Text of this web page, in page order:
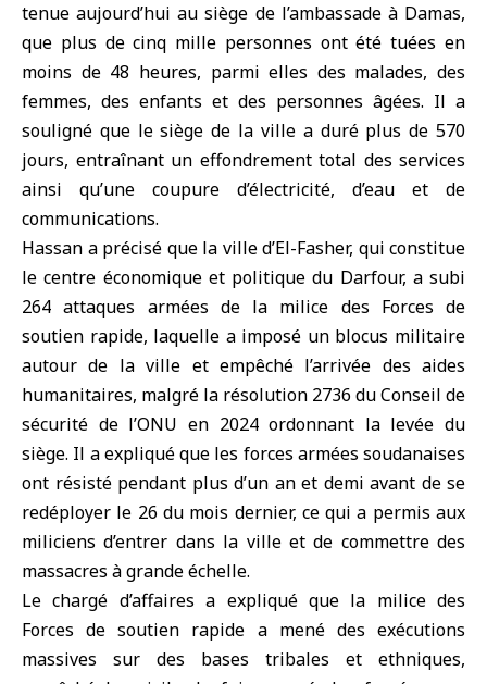
tenue aujourd’hui au siège de l’ambassade à Damas,
que plus de cinq mille personnes ont été tuées en
moins de 48 heures, parmi elles des malades, des
femmes, des enfants et des personnes âgées. Il a
souligné que le siège de la ville a duré plus de 570
jours, entraînant un effondrement total des services
ainsi qu’une coupure d’électricité, d’eau et de
communications.
Hassan a précisé que la ville d’El-Fasher, qui constitue
le centre économique et politique du Darfour, a subi
264 attaques armées de la milice des Forces de
soutien rapide, laquelle a imposé un blocus militaire
autour de la ville et empêché l’arrivée des aides
humanitaires, malgré la résolution 2736 du Conseil de
sécurité de l’ONU en 2024 ordonnant la levée du
siège. Il a expliqué que les forces armées soudanaises
ont résisté pendant plus d’un an et demi avant de se
redéployer le 26 du mois dernier, ce qui a permis aux
miliciens d’entrer dans la ville et de commettre des
massacres à grande échelle.
Le chargé d’affaires a expliqué que la milice des
Forces de soutien rapide a mené des exécutions
massives sur des bases tribales et ethniques,